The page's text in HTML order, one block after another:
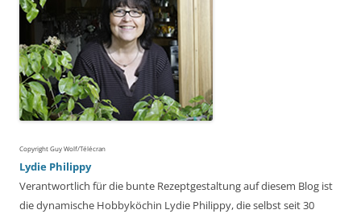
Copyright Guy Wolf/Télécran
Lydie Philippy
Verantwortlich für die bunte Rezeptgestaltung auf diesem Blog ist
die dynamische Hobbyköchin Lydie Philippy, die selbst seit 30